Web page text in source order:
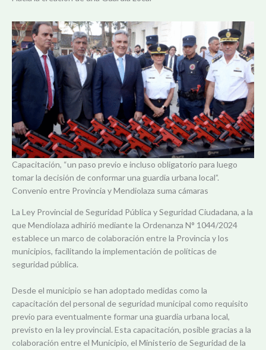
Capacitación, “un paso previo e incluso obligatorio para luego
tomar la decisión de conformar una guardia urbana local”.
Convenio entre Provincia y Mendiolaza suma cámaras
La Ley Provincial de Seguridad Pública y Seguridad Ciudadana, a la
que Mendiolaza adhirió mediante la Ordenanza N° 1044/2024
establece un marco de colaboración entre la Provincia y los
municipios, facilitando la implementación de políticas de
seguridad pública.
Desde el municipio se han adoptado medidas como la
capacitación del personal de seguridad municipal como requisito
previo para eventualmente formar una guardia urbana local,
previsto en la ley provincial. Esta capacitación, posible gracias a la
colaboración entre el Municipio, el Ministerio de Seguridad de la